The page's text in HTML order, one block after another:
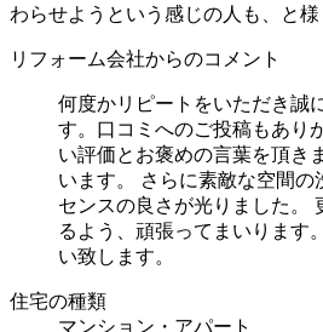
わらせようという感じの人も、と様
リフォーム会社からのコメント
何度かリピートをいただき誠
す。口コミへのご投稿もあり
い評価とお褒めの言葉を頂き
います。 さらに素敵な空間
センスの良さが光りました。
るよう、頑張ってまいります
い致します。
住宅の種類
マンション・アパート